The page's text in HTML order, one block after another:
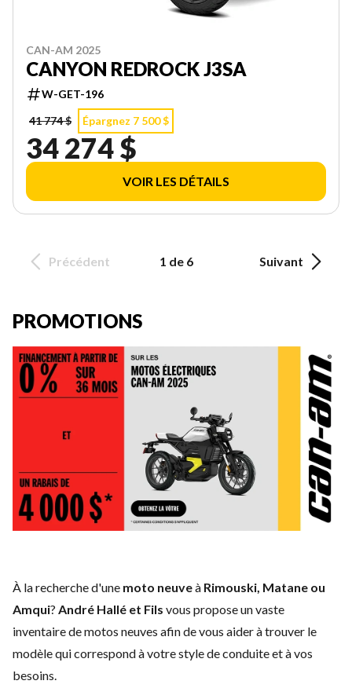
CAN-AM 2025
CANYON REDROCK J3SA
W-GET-196
41 774 $
Épargnez 7 500 $
34 274 $
VOIR LES DÉTAILS
Précédent 1 de 6 Suivant
PROMOTIONS
À la recherche d'une moto neuveà Rimouski, Matane ou
Amqui? André Hallé et Fils vous propose un vaste
inventaire de motos neuves afin de vous aider à trouver le
modèle qui correspond à votre style de conduite et à vos
besoins.